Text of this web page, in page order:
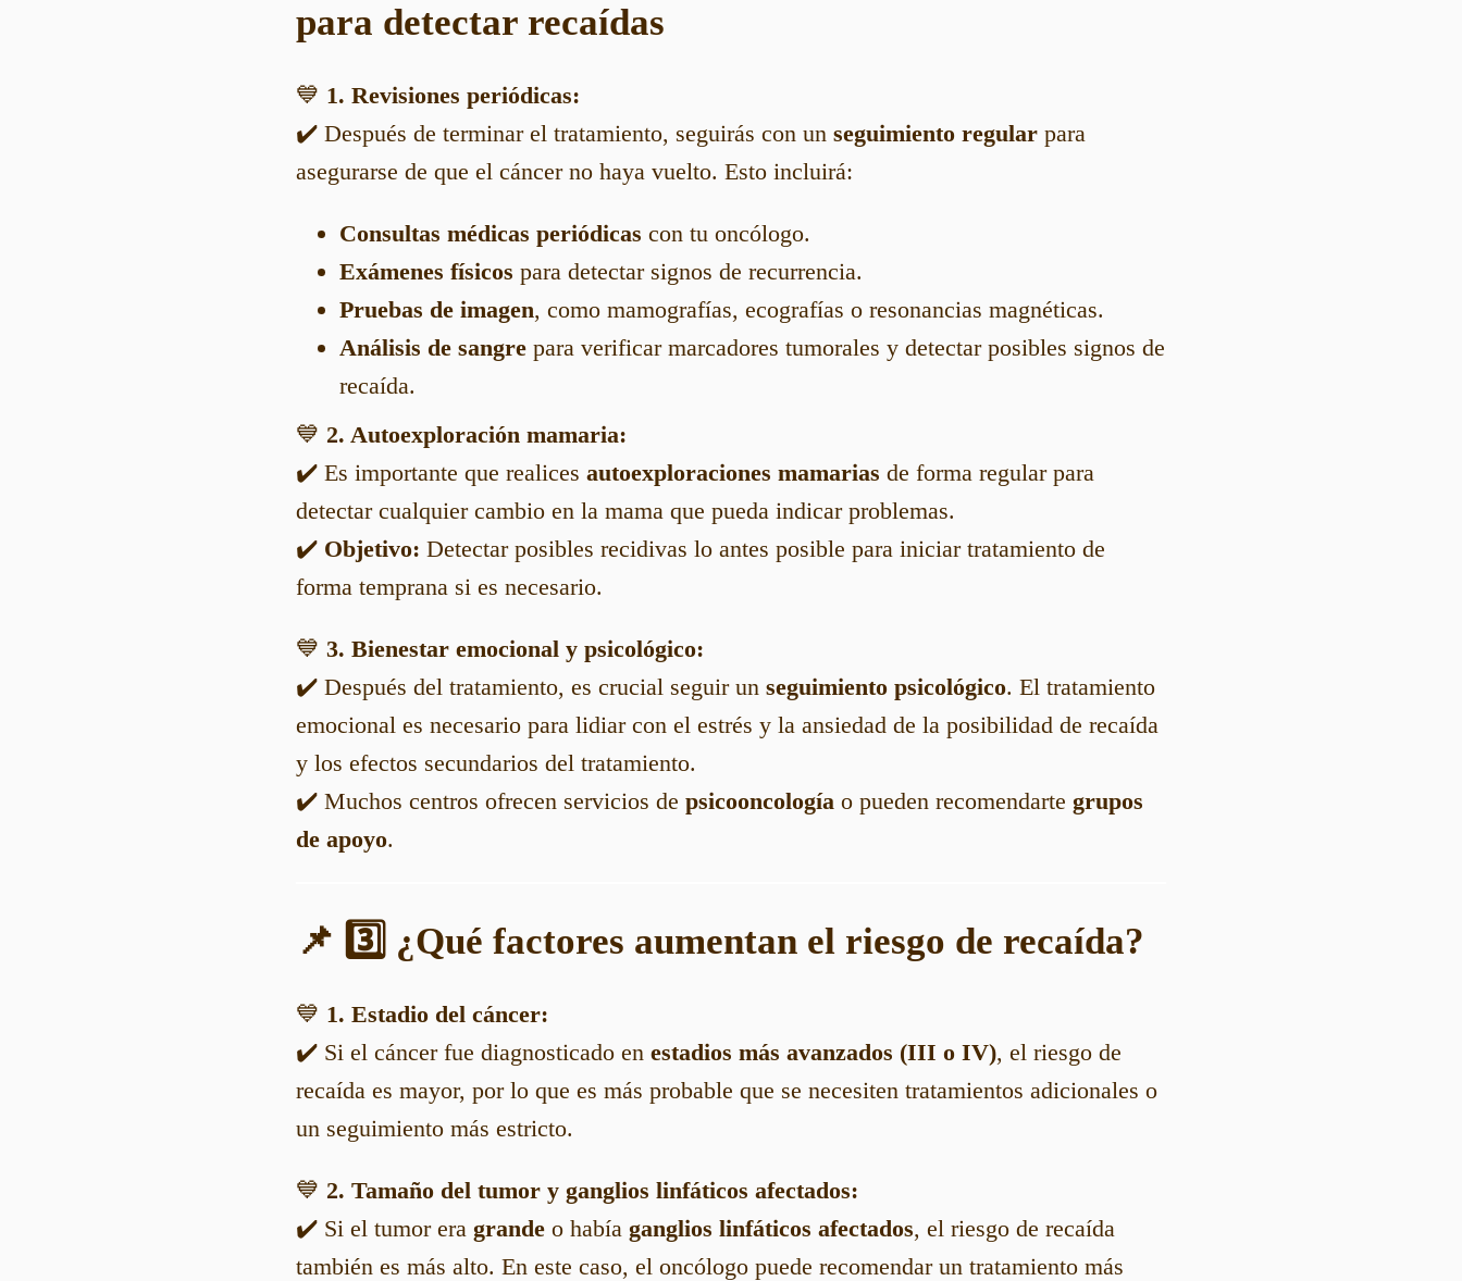
para detectar recaídas
💙 1. Revisiones periódicas:
✔️ Después de terminar el tratamiento, seguirás con un seguimiento regular para
asegurarse de que el cáncer no haya vuelto. Esto incluirá:
Consultas médicas periódicas con tu oncólogo.
Exámenes físicos para detectar signos de recurrencia.
Pruebas de imagen, como mamografías, ecografías o resonancias magnéticas.
Análisis de sangre para verificar marcadores tumorales y detectar posibles signos de
recaída.
💙 2. Autoexploración mamaria:
✔️ Es importante que realices autoexploraciones mamarias de forma regular para
detectar cualquier cambio en la mama que pueda indicar problemas.
✔️ Objetivo: Detectar posibles recidivas lo antes posible para iniciar tratamiento de
forma temprana si es necesario.
💙 3. Bienestar emocional y psicológico:
✔️ Después del tratamiento, es crucial seguir un seguimiento psicológico. El tratamiento
emocional es necesario para lidiar con el estrés y la ansiedad de la posibilidad de recaída
y los efectos secundarios del tratamiento.
✔️ Muchos centros ofrecen servicios de psicooncología o pueden recomendarte grupos
de apoyo.
📌 3️⃣ ¿Qué factores aumentan el riesgo de recaída?
💙 1. Estadio del cáncer:
✔️ Si el cáncer fue diagnosticado en estadios más avanzados (III o IV), el riesgo de
recaída es mayor, por lo que es más probable que se necesiten tratamientos adicionales o
un seguimiento más estricto.
💙 2. Tamaño del tumor y ganglios linfáticos afectados:
✔️ Si el tumor era grande o había ganglios linfáticos afectados, el riesgo de recaída
también es más alto. En este caso, el oncólogo puede recomendar un tratamiento más